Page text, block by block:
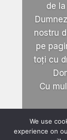
de
nostru
pe
toți cu
Cu
We use
experience on